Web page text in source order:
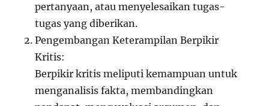
pertanyaan, atau menyelesaikan tugas-
tugas yang diberikan.
Pengembangan Keterampilan Berpikir
Kritis:
Berpikir kritis meliputi kemampuan untuk
menganalisis fakta, membandingkan